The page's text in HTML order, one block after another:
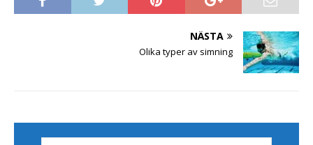
NÄSTA
Olika typer av simning